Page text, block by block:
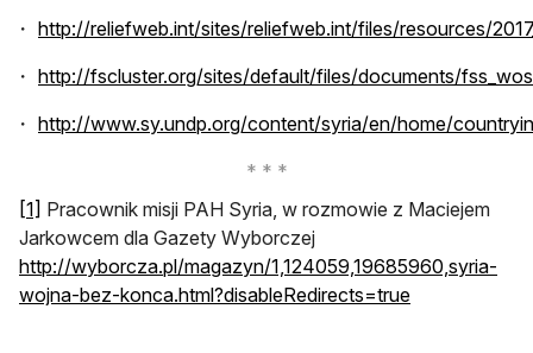
http://reliefweb.int/sites/reliefweb.int/files/resources/
http://fscluster.org/sites/default/files/documents/
http://www.sy.undp.org/content/syria/en/home/
[1] Pracownik misji PAH Syria, w rozmowie z Maciejem
Jarkowcem dla Gazety Wyborczej
http://wyborcza.pl/magazyn/1,124059,19685960,syria-
wojna-bez-konca.html?disableRedirects=true